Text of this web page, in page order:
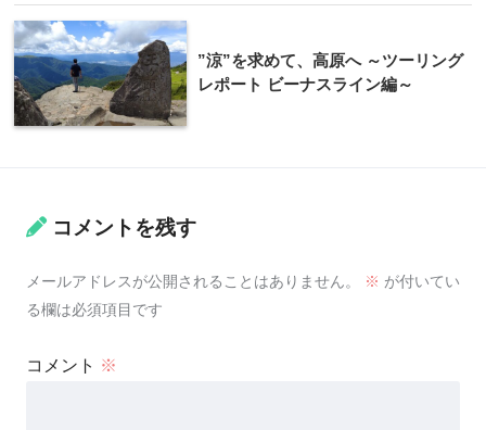
”涼”を求めて、高原へ ～ツーリング
レポート ビーナスライン編～
コメントを残す
メールアドレスが公開されることはありません。 ※ が付いてい
る欄は必須項目です
コメント ※